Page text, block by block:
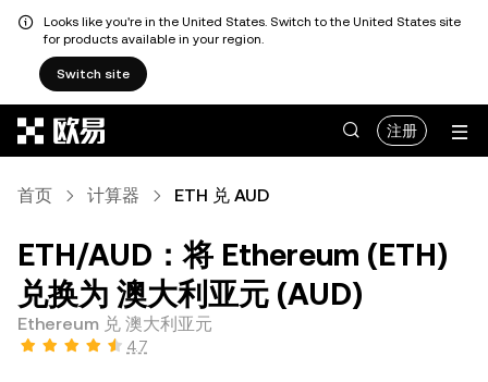
Looks like you're in the United States. Switch to the United States site
for products available in your region.
Switch site
注册
首页 计算器 ETH 兑 AUD
ETH/AUD：将 Ethereum (ETH)
兑换为 澳大利亚元 (AUD)
Ethereum 兑 澳大利亚元
4.7